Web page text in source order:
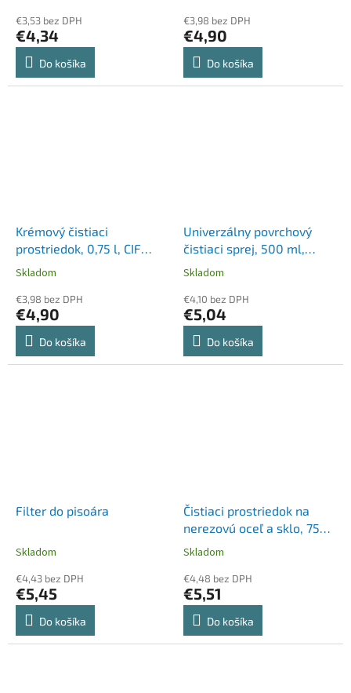
€3,53 bez DPH
€4,34
Do košíka
€3,98 bez DPH
€4,90
Do košíka
Krémový čistiaci
prostriedok, 0,75 l, CIF
"Professional", citrónová
Skladom
€3,98 bez DPH
€4,90
Do košíka
Univerzálny povrchový
čistiaci sprej, 500 ml,
FROSCH, pomaranč
Skladom
€4,10 bez DPH
€5,04
Do košíka
Filter do pisoára
Skladom
€4,43 bez DPH
€5,45
Do košíka
Čistiaci prostriedok na
nerezovú oceľ a sklo, 750
ml, CIF
Skladom
€4,48 bez DPH
€5,51
Do košíka